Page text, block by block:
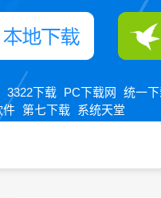
3322下载 PC下载网 统一
件 第七下载 系统天堂